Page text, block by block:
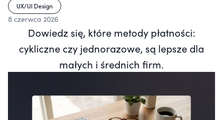
UX/UI Design
8 czerwca 2026
Dowiedz się, które metody płatności:
cykliczne czy jednorazowe, są lepsze dla
małych i średnich firm.